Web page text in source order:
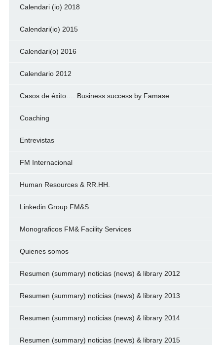
Calendari (io) 2018
Calendari(io) 2015
Calendari(o) 2016
Calendario 2012
Casos de éxito…. Business success by Famase
Coaching
Entrevistas
FM Internacional
Human Resources & RR.HH.
Linkedin Group FM&S
Monograficos FM& Facility Services
Quienes somos
Resumen (summary) noticias (news) & library 2012
Resumen (summary) noticias (news) & library 2013
Resumen (summary) noticias (news) & library 2014
Resumen (summary) noticias (news) & library 2015